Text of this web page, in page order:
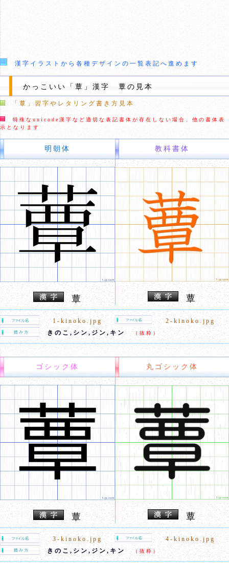
漢字イラストから各種デザインの一覧表記へ進めます
かっこいい「蕈」漢字 蕈の見本
「蕈」習字やレタリング書き方見本
特殊なunicode漢字など適切な表記書体が存在しない場合、他の書体表
示となります
明朝体 教科書体
蕈 蕈
1-kinoko.jpg
2-kinoko.jpg
きのこ,シン,ジン,キン
（抜粋）
ゴシック体 丸ゴシック体
蕈 蕈
3-kinoko.jpg
4-kinoko.jpg
きのこ,シン,ジン,キン
（抜粋）